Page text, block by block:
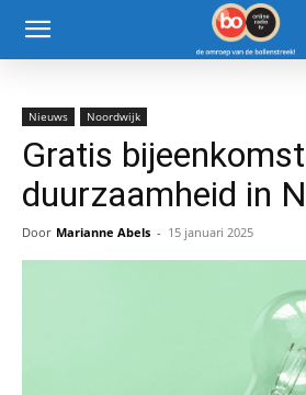
Nieuws Noordwijk
Gratis
duurzaamheid in
Door Marianne Abels - 15 januari 2025